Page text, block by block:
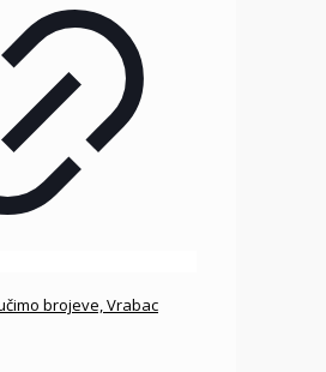
brojeve, Vrabac